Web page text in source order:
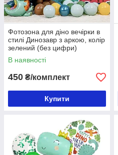
Фотозона для діно вечірки в
стилі Динозавр з аркою, колір
зелений (без цифри)
В наявності
450 ₴/комплект
Купити